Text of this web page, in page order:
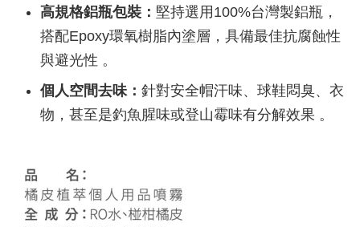
高規格鋁瓶包裝： 堅持選用100%台灣製鋁瓶，
搭配Epoxy環氧樹脂內塗層，具備最佳抗腐蝕性
與避光性 。
個人空間去味： 針對安全帽汗味、球鞋悶臭、衣
物，甚至是釣魚腥味或登山霉味有分解效果 。